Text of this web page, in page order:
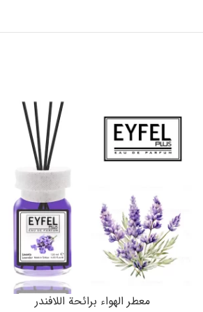
معطر الهواء برائحة اللافندر